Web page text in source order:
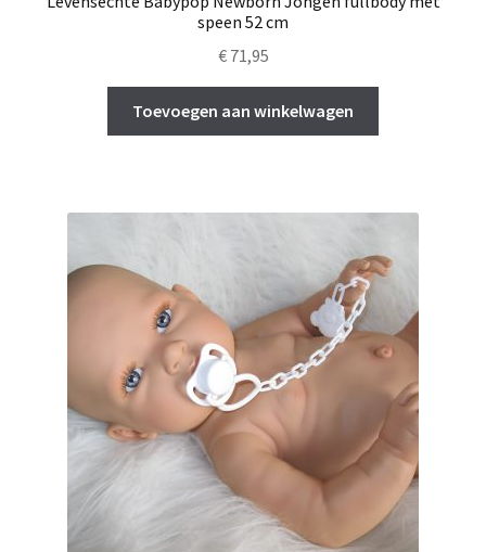
speen 52 cm
€71,95
Toevoegen aan winkelwagen